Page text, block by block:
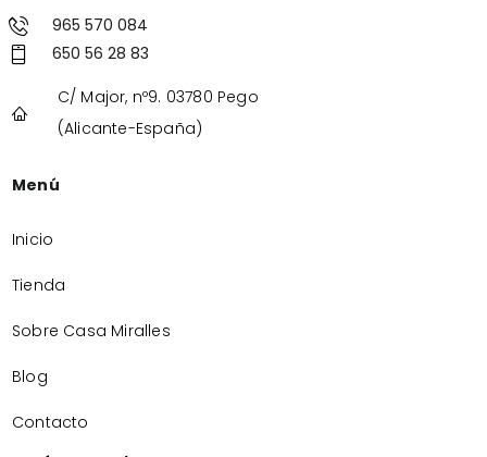
965 570 084
650 56 28 83
C/ Major, nº9. 03780 Pego
(Alicante-España)
Menú
Inicio
Tienda
Sobre Casa Miralles
Blog
Contacto